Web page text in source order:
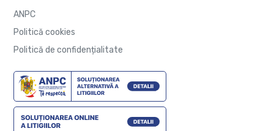
ANPC
Politică cookies
Politică de confidențialitate